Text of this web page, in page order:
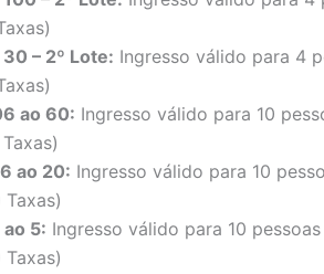
– 2º Lote: Ingresso válido para 4
ao 60: Ingresso válido para 10
ao 20: Ingresso válido para 10
5: Ingresso válido para 10